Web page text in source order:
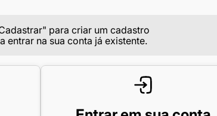
para criar um cadastro
entrar na sua conta já existente.